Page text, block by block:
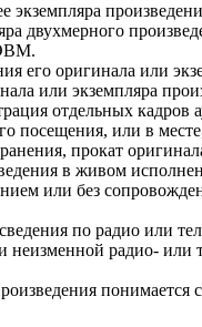
экземпляра
двухмерного
его оригинала или
или экземпляра
отдельных
посещения, или в
прокат
в живом
или без
по радио или
радио-